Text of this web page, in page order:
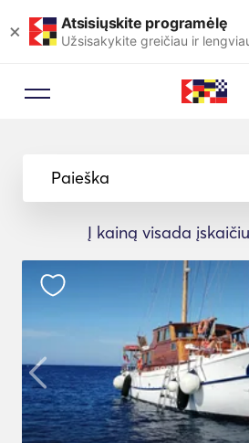
× Atsisiųskite programėlę
Užsisakykite greičiau ir
Paieška
Į kainą visada